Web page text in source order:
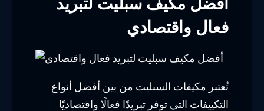
فعال واقتصادي
تُعتبر مكيفات السبليت من بين أفضل أنواع
التكييفات التي توفر تبريدًا فعالًا واقتصاديًا